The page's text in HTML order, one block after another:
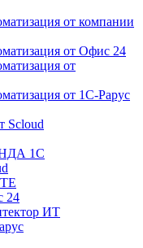
от компании
от Офис 24
от
от 1С-Рарус
Scloud
1С
24
ИТ